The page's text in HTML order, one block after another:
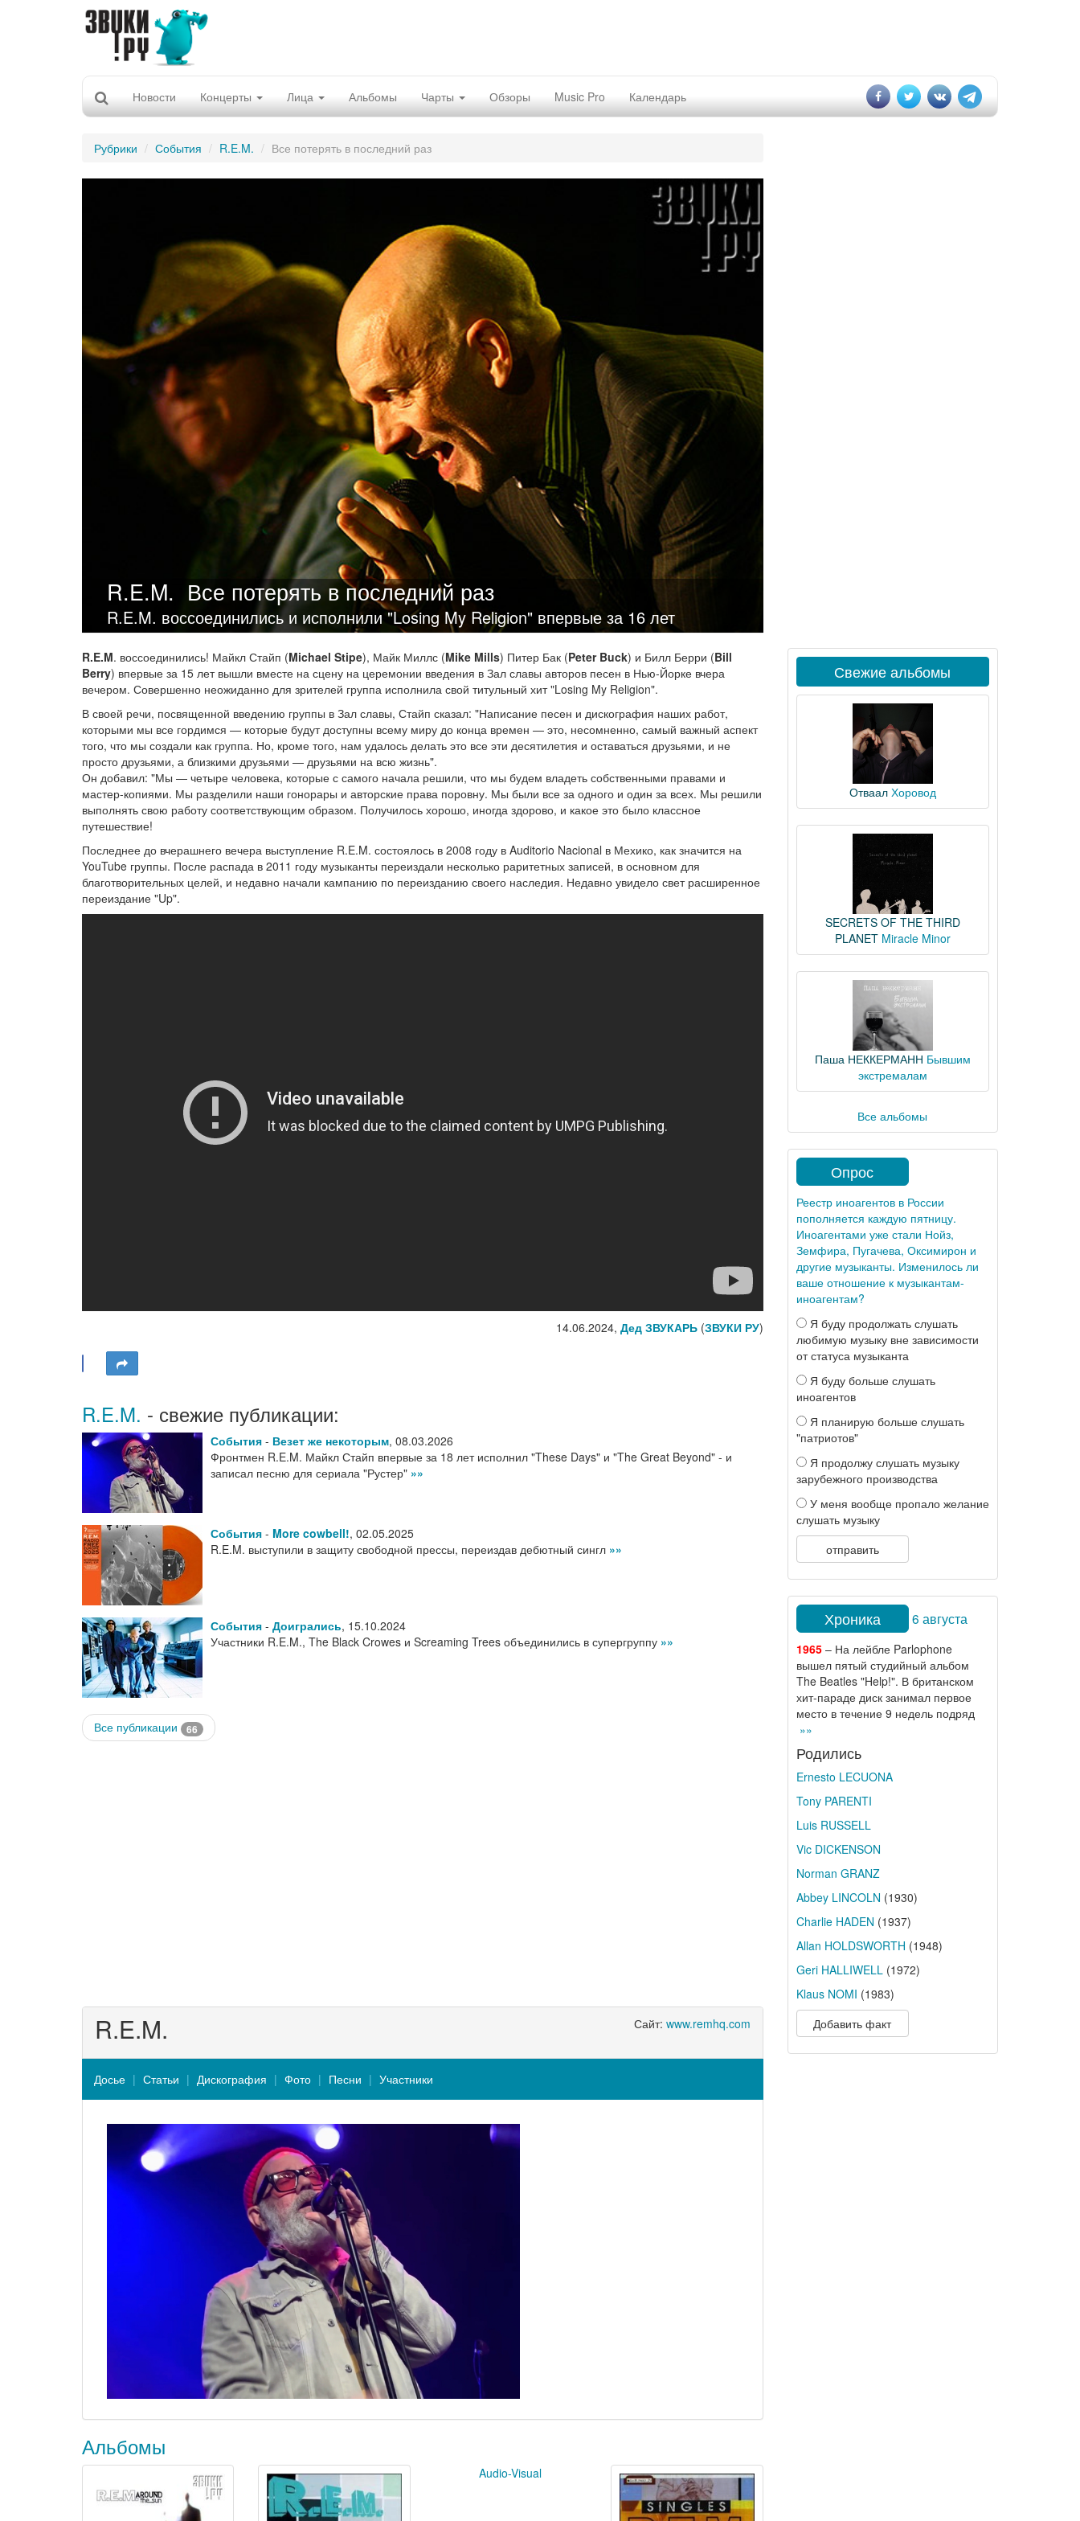
Новости Концерты Лица Альбомы Чарты Обзоры Music Pro Календарь
Рубрики События R.E.M. Все потерять в последний раз
R.E.M. Все потерять в последний раз
R.E.M. воссоединились и исполнили "Losing My Religion" впервые за 16 лет
R.E.M. воссоединились! Майкл Стайп (Michael Stipe), Майк Миллс (Mike Mills) Питер Бак (Peter Buck) и Билл Берри (Bill
Berry) впервые за 15 лет вышли вместе на сцену на церемонии введения в Зал славы авторов песен в Нью-Йорке вчера
вечером. Совершенно неожиданно для зрителей группа исполнила свой титульный хит "Losing My Religion".
В своей речи, посвященной введению группы в Зал славы, Стайп сказал: "Написание песен и дискография наших работ,
которыми мы все гордимся — которые будут доступны всему миру до конца времен — это, несомненно, самый важный аспект
того, что мы создали как группа. Но, кроме того, нам удалось делать это все эти десятилетия и оставаться друзьями, и не
просто друзьями, а близкими друзьями — друзьями на всю жизнь".
Он добавил: "Мы — четыре человека, которые с самого начала решили, что мы будем владеть собственными правами и
мастер-копиями. Мы разделили наши гонорары и авторские права поровну. Мы были все за одного и один за всех. Мы решили
выполнять свою работу соответствующим образом. Получилось хорошо, иногда здорово, и какое это было классное
путешествие!
Последнее до вчерашнего вечера выступление R.E.M. состоялось в 2008 году в Auditorio Nacional в Мехико, как значится на
YouTube группы. После распада в 2011 году музыканты переиздали несколько раритетных записей, в основном для
благотворительных целей, и недавно начали кампанию по переизданию своего наследия. Недавно увидело свет расширенное
переиздание "Up".
14.06.2024, Дед ЗВУКАРЬ(ЗВУКИ РУ)
R.E.M. - свежие публикации:
События - Везет же некоторым, 08.03.2026
Фронтмен R.E.M. Майкл Стайп впервые за 18 лет исполнил "These Days" и "The Great Beyond" - и
записал песню для сериала "Рустер" »»
События - More cowbell!, 02.05.2025
R.E.M. выступили в защиту свободной прессы, переиздав дебютный сингл »»
События - Доигрались, 15.10.2024
Участники R.E.M., The Black Crowes и Screaming Trees объединились в супергруппу »»
Все публикации 66
Сайт: www.remhq.com
R.E.M.
Досье Статьи Дискография Фото Песни Участники
Альбомы
Audio-Visual
Свежие альбомы
Отваал Хоровод
SECRETS OF THE THIRD
PLANET Miracle Minor
Паша НЕККЕРМАНН Бывшим
экстремалам
Все альбомы
Опрос
Реестр иноагентов в России
пополняется каждую пятницу.
Иноагентами уже стали Нойз,
Земфира, Пугачева, Оксимирон и
другие музыканты. Изменилось ли
ваше отношение к музыкантам-
иноагентам?
Я буду продолжать слушать
любимую музыку вне зависимости
от статуса музыканта
Я буду больше слушать
иноагентов
Я планирую больше слушать
"патриотов"
Я продолжу слушать музыку
зарубежного производства
У меня вообще пропало желание
слушать музыку
отправить
Хроника 6 августа
1965– На лейбле Parlophone
вышел пятый студийный альбом
The Beatles "Help!". В британском
хит-параде диск занимал первое
место в течение 9 недель подряд
»»
Родились
Ernesto LECUONA
Tony PARENTI
Luis RUSSELL
Vic DICKENSON
Norman GRANZ
Abbey LINCOLN (1930)
Charlie HADEN (1937)
Allan HOLDSWORTH (1948)
Geri HALLIWELL(1972)
Klaus NOMI (1983)
Добавить факт